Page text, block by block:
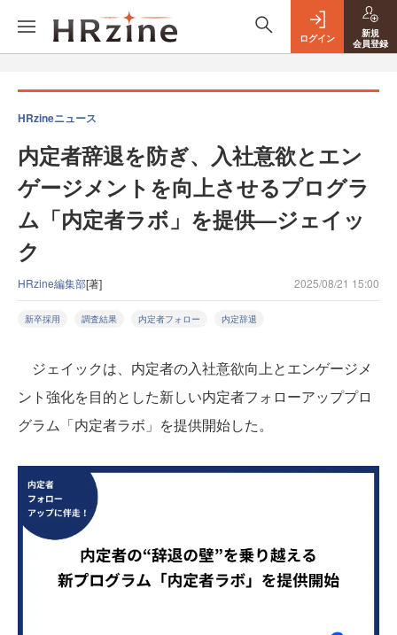
ログイン
新規
会員登録
HRzineニュース
内定者辞退を防ぎ、入社意欲とエン
ゲージメントを向上させるプログラ
ム「内定者ラボ」を提供—ジェイッ
ク
HRzine編集部[著] 2025/08/21 15:00
新卒採用 調査結果 内定者フォロー 内定辞退
ジェイックは、内定者の入社意欲向上とエンゲージメ
ント強化を目的とした新しい内定者フォローアッププロ
グラム「内定者ラボ」を提供開始した。